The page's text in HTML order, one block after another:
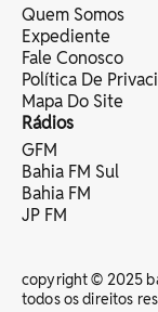
Quem Somos
Expediente
Fale Conosco
Política De
Mapa Do Site
Rádios
GFM
Bahia FM Sul
Bahia FM
JP FM
copyright © 2025
todos os direitos